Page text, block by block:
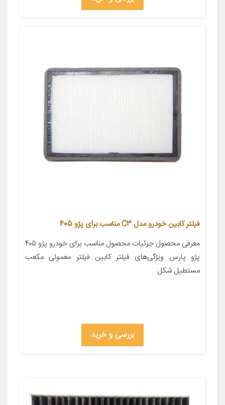
فیلتر کابین خودرو مدل C3 مناسب برای پژو 405
معرفی محصول جزئیات محصول مناسب برای خودرو پژو ۴۰۵
پژو پارس ویژگی‌های فیلتر کابین فیلتر معمولی مکعب
مستطیل شکل
بررسی و خرید